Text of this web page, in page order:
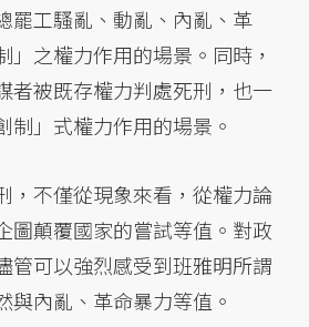
罷工騷亂、動亂、內亂、革
」之權力作用的場景。同時，
者被既存權力判處死刑，也一
制」式權力作用的場景。
，不僅從現象來看，從權力論
圖顛覆國家的嘗試等值。對政
管可以強烈感受到班雅明所謂
與內亂、革命暴力等值。